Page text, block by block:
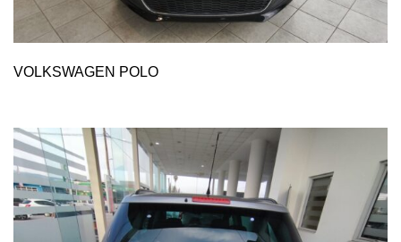
VOLKSWAGEN POLO